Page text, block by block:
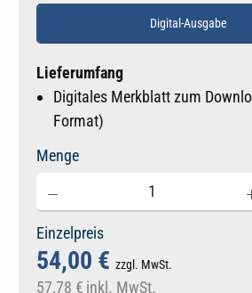
Digital-Ausgabe
Lieferumfang
Digitales Merkblatt zum
Format)
Menge
Einzelpreis
54,00 € zzgl. MwSt.
57,78 € inkl. MwSt.